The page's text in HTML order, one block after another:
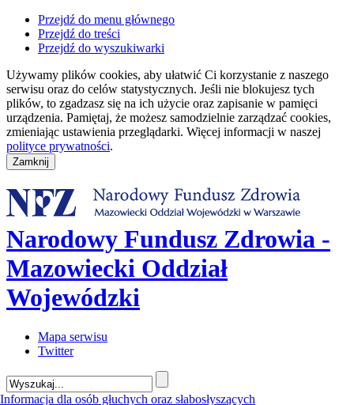
Przejdź do menu głównego
Przejdź do treści
Przejdź do wyszukiwarki
Używamy plików cookies, aby ułatwić Ci korzystanie z naszego
serwisu oraz do celów statystycznych. Jeśli nie blokujesz tych
plików, to zgadzasz się na ich użycie oraz zapisanie w pamięci
urządzenia. Pamiętaj, że możesz samodzielnie zarządzać cookies,
zmieniając ustawienia przeglądarki. Więcej informacji w naszej
polityce prywatności.
Narodowy Fundusz Zdrowia -
Mazowiecki Oddział
Wojewódzki
Mapa serwisu
Twitter